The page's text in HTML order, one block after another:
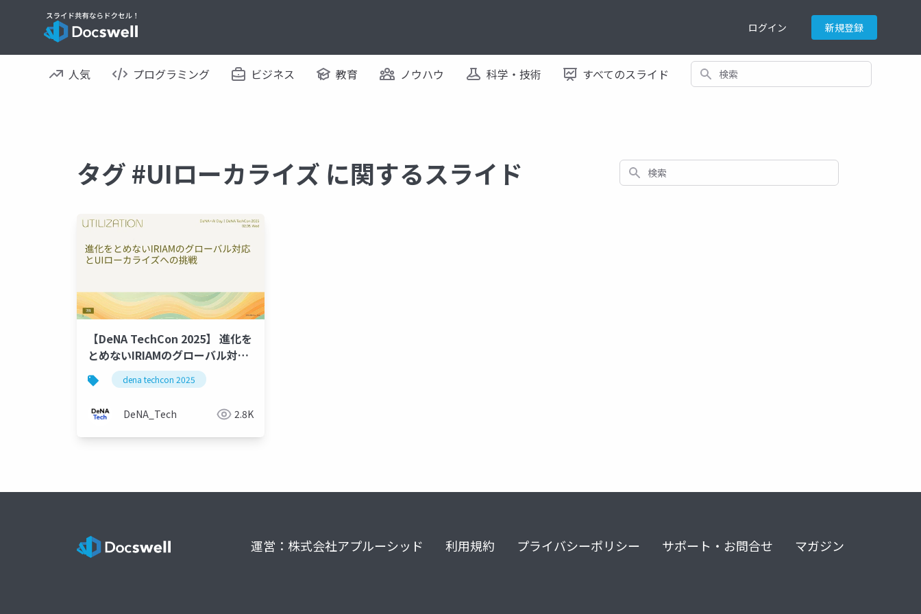
ログイン 新規登録
人気 プログラミング ビジネス 教育 ノウハウ 科学・技術 すべてのスライド 検索
タグ #UIローカライズ に関するスライド 検索
【DeNA TechCon 2025】 進化を
とめないIRIAMのグローバル対応
とUIローカライズへの挑戦
dena techcon 2025
DeNA_Tech 2.8K
運営：株式会社アプルーシッド 利用規約 プライバシーポリシー サポート・お問合せ マガジン